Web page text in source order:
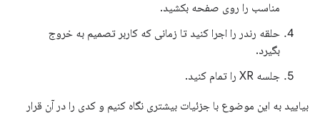
مناسب را روی صفحه بکشید.
حلقه رندر را اجرا کنید تا زمانی که کاربر تصمیم به خروج
بگیرد.
جلسه XR را تمام کنید.
بیایید به این موضوع با جزئیات بیشتری نگاه کنیم و کدی را در آن قرار